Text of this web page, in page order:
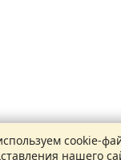
cookie-
нашего